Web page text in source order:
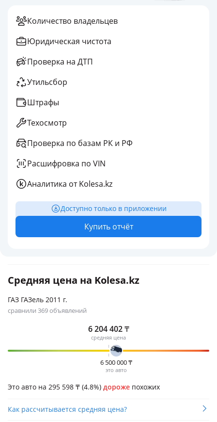
Количество владельцев
Юридическая чистота
Проверка на ДТП
Утильсбор
Штрафы
Техосмотр
Проверка по базам РК и РФ
Расшифровка по VIN
Аналитика от Kolesa.kz
Доступно только в приложении
Купить отчёт
Средняя цена на Kolesa.kz
ГАЗ ГАЗель 2011 г.
сравнили 369 объявлений
6 204 402₸
средняя цена
6 500 000₸
это авто
Это авто на 295 598 ₸ (4.8%) дороже похожих
Как рассчитывается средняя цена?